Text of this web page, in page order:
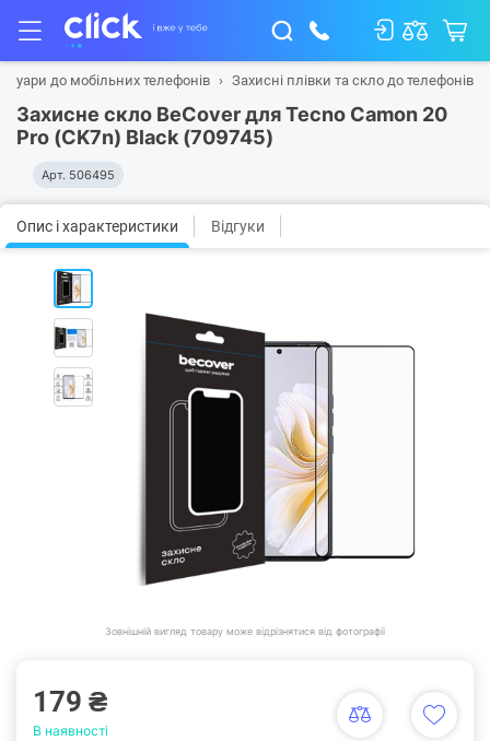
до мобільних телефонів Захисні плівки та скло до телефонів
Захисне скло BeCover для Tecno Camon 20
Pro (CK7n) Black (709745)
Арт. 506495
Опис і характеристики Відгуки
Зовнішній вигляд товару може відрізнятися від фотографії
179 ₴
В наявності